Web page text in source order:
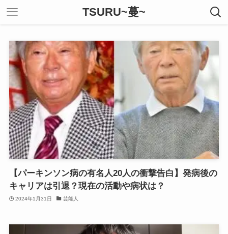
TSURU~蔓~
【パーキンソン病の有名人20人の衝撃告白】発病後の
キャリアは引退？現在の活動や病状は？
2024年1月31日 芸能人